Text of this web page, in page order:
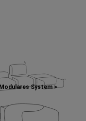
Modulares System >